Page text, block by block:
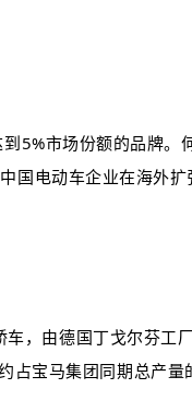
5%市场份额的品牌。
电动车企业在海外扩
车，由德国丁戈尔芬工厂
宝马集团同期总产量